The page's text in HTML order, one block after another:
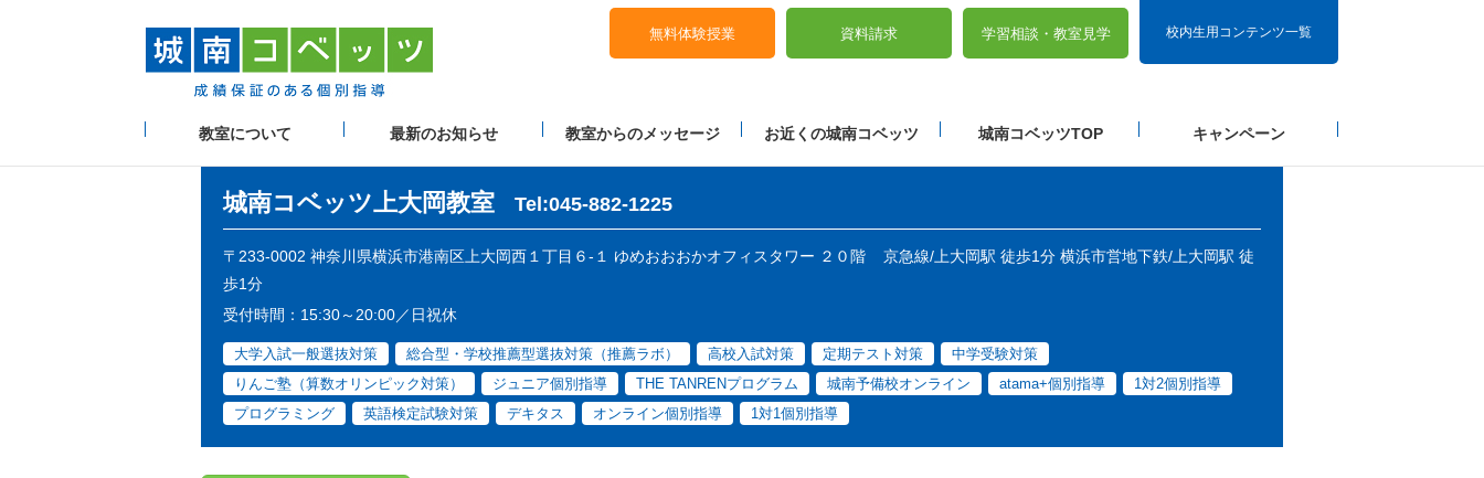
校内生用コンテンツ一覧
無料体験授業 資料請求 学習相談・ 教室見学
教室について 最新のお知らせ 教室からのメッセージ お近くの城南コベッツ 城南コベッツTOP キャンペーン
城南コベッツ上大岡教室 Tel:045-882-1225
〒233-0002 神奈川県横浜市港南区上大岡西１丁目６-１ ゆめおおおかオフィスタワー ２０階
京急線/上大岡駅 徒歩1分 横浜市営地下鉄/上大岡駅 徒
歩1分
受付時間：15:30～20:00／日祝休
大学入試一般選抜対策 総合型・学校推薦型選抜対策（推薦ラボ） 高校入試対策 定期テスト対策
中学受験対策
りんご塾（算数オリンピック対策）
ジュニア個別指導 THE TANRENプログラム 城南予備校オンライン atama+個別指導
1対2個別指導
プログラミング
英語検定試験対策 デキタス オンライン個別指導 1対1個別指導